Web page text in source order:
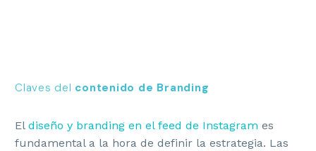
Claves del contenido de Branding
El diseño y branding en el feed de Instagram es
fundamental a la hora de definir la estrategia. Las